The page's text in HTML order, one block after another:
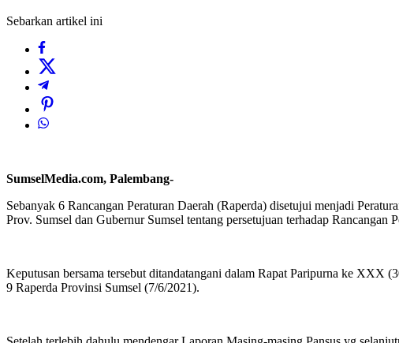
Sebarkan artikel ini
SumselMedia.com, Palembang-
Sebanyak 6 Rancangan Peraturan Daerah (Raperda) disetujui menjadi
Prov. Sumsel dan Gubernur Sumsel tentang persetujuan terhadap Rancangan
Keputusan bersama tersebut ditandatangani dalam Rapat Paripurna ke XXX
9 Raperda Provinsi Sumsel (7/6/2021).